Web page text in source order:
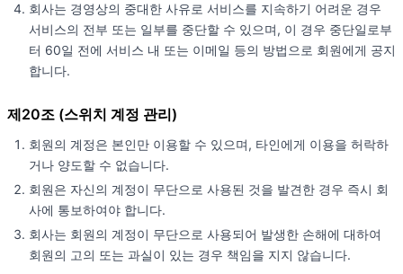
회사는 경영상의 중대한 사유로 서비스를 지속하기 어려운 경우
서비스의 전부 또는 일부를 중단할 수 있으며, 이 경우 중단일로부
터 60일 전에 서비스 내 또는 이메일 등의 방법으로 회원에게 공지
합니다.
제20조 (스위치 계정 관리)
회원의 계정은 본인만 이용할 수 있으며, 타인에게 이용을 허락하
거나 양도할 수 없습니다.
회원은 자신의 계정이 무단으로 사용된 것을 발견한 경우 즉시 회
사에 통보하여야 합니다.
회사는 회원의 계정이 무단으로 사용되어 발생한 손해에 대하여
회원의 고의 또는 과실이 있는 경우 책임을 지지 않습니다.